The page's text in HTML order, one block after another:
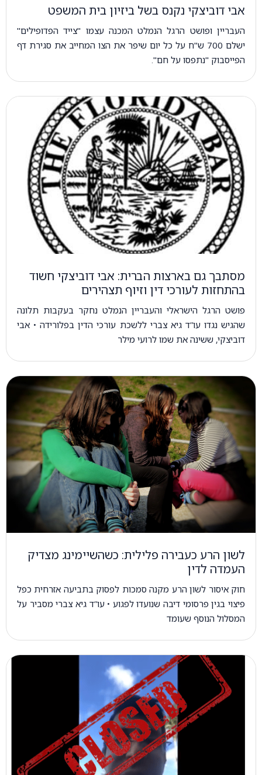
אבי דוביצקי נקנס בשל ביזיון בית המשפט
העבריין ופושט הרגל הנמלט המכנה עצמו "צייד הפדופילים"
ישלם 700 ש"ח על כל יום שיפר את הצו המחייב את סגירת דף
הפייסבוק "נתפסו על חם".
מסתבך גם בארצות הברית: אבי דוביצקי חשוד
בהתחזות לעורכי דין וזיוף תצהירים
פושט הרגל הישראלי והעבריין הנמלט נחקר בעקבות תלונה
שהגיש נגדו עו”ד גיא צברי ללשכת עורכי הדין בפלורידה • אבי
דוביצקי, ששינה את שמו לרועי מילר
לשון הרע כעבירה פלילית: כשהשיימינג מצדיק
העמדה לדין
חוק איסור לשון הרע מקנה סמכות לפסוק בתביעה אזרחית כפל
פיצוי בגין פרסומי דיבה שנועדו לפגוע • עו”ד גיא צברי מסביר על
המסלול הנוסף שעומד